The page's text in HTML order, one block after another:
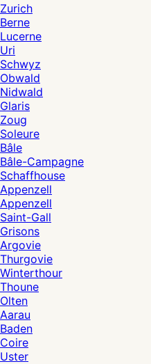
Zurich
Berne
Lucerne
Uri
Schwyz
Obwald
Nidwald
Glaris
Zoug
Soleure
Bâle
Bâle-Campagne
Schaffhouse
Appenzell
Appenzell
Saint-Gall
Grisons
Argovie
Thurgovie
Winterthour
Thoune
Olten
Aarau
Baden
Coire
Uster